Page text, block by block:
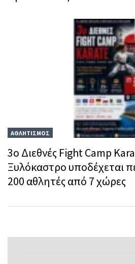
ΑΘΛΗΤΙΣΜΟΣ
3ο Διεθνές Fight Camp
Ξυλόκαστρο υποδέχεται
200 αθλητές από 7 χώρες